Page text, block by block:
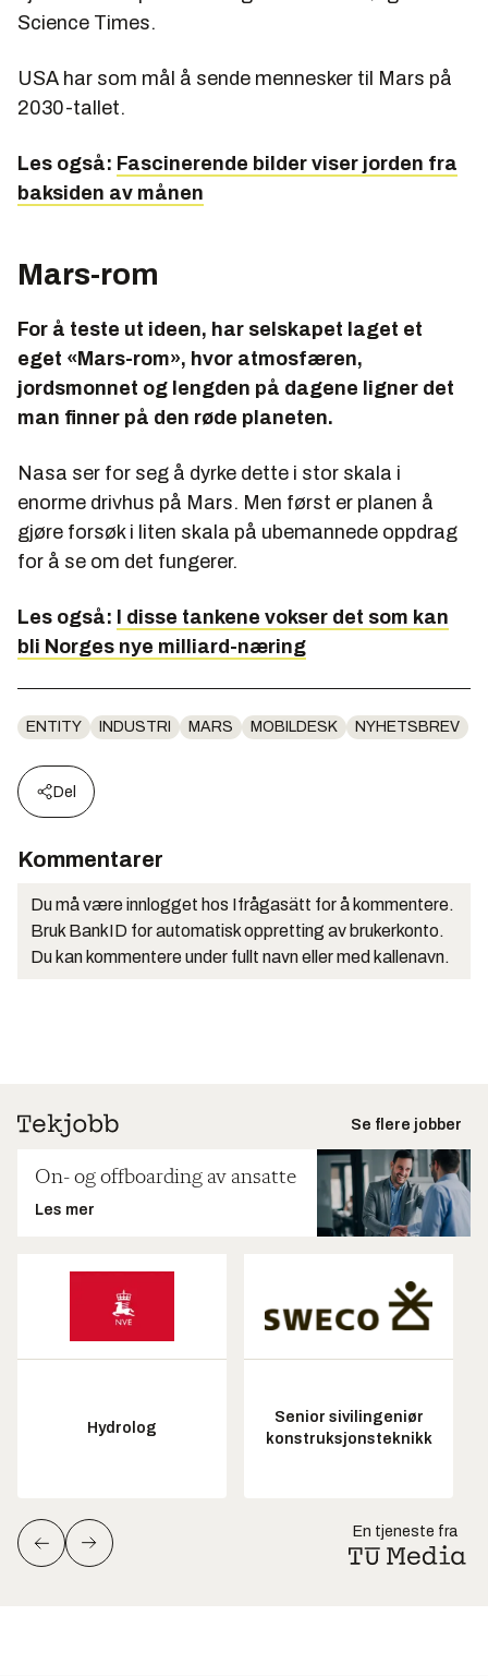
Science Times.
USA har som mål å sende mennesker til Mars på
2030-tallet.
Les også: Fascinerende bilder viser jorden fra
baksiden av månen
Mars-rom
For å teste ut ideen, har selskapet laget et
eget «Mars-rom», hvor atmosfæren,
jordsmonnet og lengden på dagene ligner det
man finner på den røde planeten.
Nasa ser for seg å dyrke dette i stor skala i
enorme drivhus på Mars. Men først er planen å
gjøre forsøk i liten skala på ubemannede oppdrag
for å se om det fungerer.
Les også:
I disse tankene vokser det som kan
bli Norges nye milliard-næring
ENTITY INDUSTRI MARS MOBILDESK NYHETSBREV
Del
Kommentarer
Du må være innlogget hos Ifrågasätt for å kommentere.
Bruk BankID for automatisk oppretting av brukerkonto.
Du kan kommentere under fullt navn eller med kallenavn.
Se flere jobber
On- og offboarding av ansatte
Les mer
Hydrolog
Senior sivilingeniør
konstruksjonsteknikk
En tjeneste fra